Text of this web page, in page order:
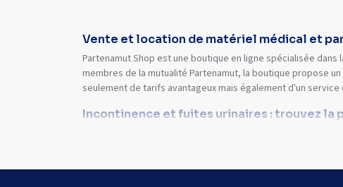
Vente et location de matériel médical et
Partenamut Shop est une boutique en ligne spécialisée
membres de la mutualité Partenamut, la boutique propose
seulement de tarifs avantageux mais également d'un
Incontinence et fuites urinaires : trouvez